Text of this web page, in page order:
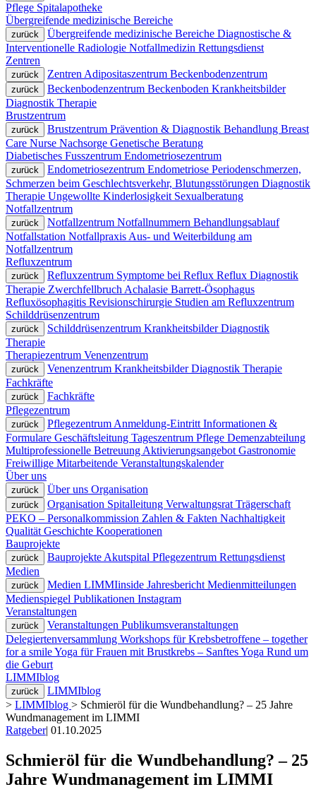
Pflege Spitalapotheke
Übergreifende medizinische Bereiche
zurück Übergreifende medizinische Bereiche Diagnostische &
Interventionelle Radiologie Notfallmedizin Rettungsdienst
Zentren
zurück Zentren Adipositaszentrum Beckenbodenzentrum
zurück Beckenbodenzentrum Beckenboden Krankheitsbilder
Diagnostik Therapie
Brustzentrum
zurück Brustzentrum Prävention & Diagnostik Behandlung Breast
Care Nurse Nachsorge Genetische Beratung
Diabetisches Fusszentrum Endometriosezentrum
zurück Endometriosezentrum Endometriose Periodenschmerzen,
Schmerzen beim Geschlechtsverkehr, Blutungsstörungen Diagnostik
Therapie Ungewollte Kinderlosigkeit Sexualberatung
Notfallzentrum
zurück Notfallzentrum Notfallnummern Behandlungsablauf
Notfallstation Notfallpraxis Aus- und Weiterbildung am
Notfallzentrum
Refluxzentrum
zurück Refluxzentrum Symptome bei Reflux Reflux Diagnostik
Therapie Zwerchfellbruch Achalasie Barrett-Ösophagus
Refluxösophagitis Revisionschirurgie Studien am Refluxzentrum
Schilddrüsenzentrum
zurück Schilddrüsenzentrum KrankheitsbilderDiagnostik
Therapie
Therapiezentrum Venenzentrum
zurück Venenzentrum KrankheitsbilderDiagnostik Therapie
Fachkräfte
zurück
Fachkräfte
Pflegezentrum
zurück Pflegezentrum Anmeldung-Eintritt Informationen &
Formulare Geschäftsleitung Tageszentrum Pflege Demenzabteilung
Multiprofessionelle Betreuung Aktivierungsangebot Gastronomie
Freiwillige Mitarbeitende Veranstaltungskalender
Über uns
zurück Über uns Organisation
zurück Organisation Spitalleitung Verwaltungsrat Trägerschaft
PEKO – Personalkommission Zahlen & Fakten Nachhaltigkeit
Qualität Geschichte Kooperationen
Bauprojekte
zurück Bauprojekte Akutspital Pflegezentrum Rettungsdienst
Medien
zurück Medien LIMMIinside Jahresbericht Medienmitteilungen
Medienspiegel Publikationen Instagram
Veranstaltungen
zurück Veranstaltungen Publikumsveranstaltungen
Delegiertenversammlung Workshops für Krebsbetroffene – together
for a smileYoga für Frauen mit Brustkrebs – Sanftes Yoga Rund um
die Geburt
LIMMIblog
zurück
LIMMIblog
> LIMMIblog > Schmieröl für die Wundbehandlung? – 25 Jahre
Wundmanagement im LIMMI
Ratgeber| 01.10.2025
Schmieröl für die Wundbehandlung? – 25
Jahre Wundmanagement im LIMMI